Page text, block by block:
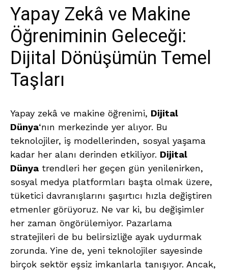
Yapay Zekâ ve Makine
Öğreniminin Geleceği:
Dijital Dönüşümün Temel
Taşları
Yapay zekâ ve makine öğrenimi, Dijital
Dünya‘nın merkezinde yer alıyor. Bu
teknolojiler, iş modellerinden, sosyal yaşama
kadar her alanı derinden etkiliyor. Dijital
Dünya trendleri her geçen gün yenilenirken,
sosyal medya platformları başta olmak üzere,
tüketici davranışlarını şaşırtıcı hızla değiştiren
etmenler görüyoruz. Ne var ki, bu değişimler
her zaman öngörülemiyor. Pazarlama
stratejileri de bu belirsizliğe ayak uydurmak
zorunda. Yine de, yeni teknolojiler sayesinde
birçok sektör eşsiz imkanlarla tanışıyor. Ancak,